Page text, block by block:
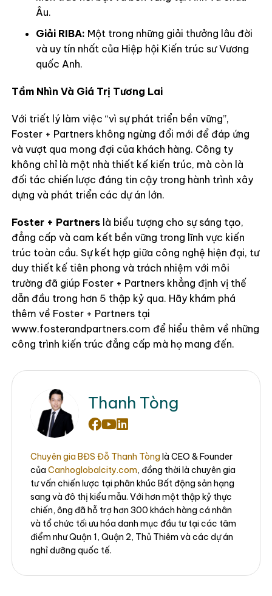
Âu.
Giải RIBA: Một trong những giải thưởng lâu đời
và uy tín nhất của Hiệp hội Kiến trúc sư Vương
quốc Anh.
Tầm Nhìn Và Giá Trị Tương Lai
Với triết lý làm việc “vì sự phát triển bền vững”,
Foster + Partners không ngừng đổi mới để đáp ứng
và vượt qua mong đợi của khách hàng. Công ty
không chỉ là một nhà thiết kế kiến trúc, mà còn là
đối tác chiến lược đáng tin cậy trong hành trình xây
dựng và phát triển các dự án lớn.
Foster + Partners là biểu tượng cho sự sáng tạo,
đẳng cấp và cam kết bền vững trong lĩnh vực kiến
trúc toàn cầu. Sự kết hợp giữa công nghệ hiện đại, tư
duy thiết kế tiên phong và trách nhiệm với môi
trường đã giúp Foster + Partners khẳng định vị thế
dẫn đầu trong hơn 5 thập kỷ qua. Hãy khám phá
thêm về Foster + Partners tại
www.fosterandpartners.com để hiểu thêm về những
công trình kiến trúc đẳng cấp mà họ mang đến.
Thanh Tòng
Chuyên gia BĐS Đỗ Thanh Tòng là CEO & Founder
của Canhoglobalcity.com, đồng thời là chuyên gia
tư vấn chiến lược tại phân khúc Bất động sản hạng
sang và đô thị kiểu mẫu. Với hơn một thập kỷ thực
chiến, ông đã hỗ trợ hơn 300 khách hàng cá nhân
và tổ chức tối ưu hóa danh mục đầu tư tại các tâm
điểm như Quận 1, Quận 2, Thủ Thiêm và các dự án
nghỉ dưỡng quốc tế.